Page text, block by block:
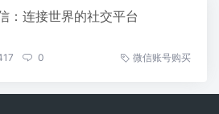
：连接世界的社交平台
0 微信账号购买